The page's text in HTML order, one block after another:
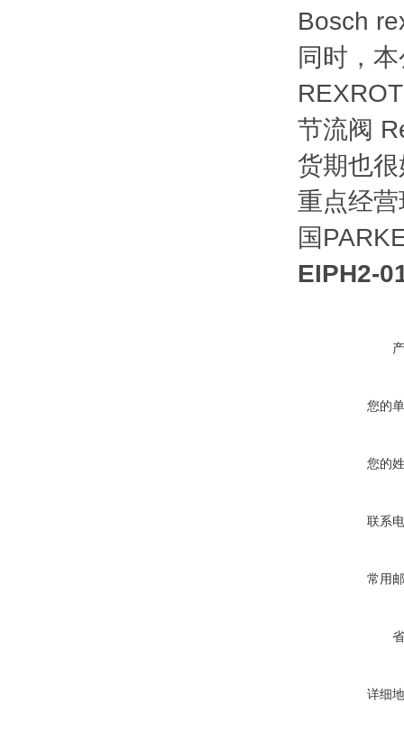
Bosch
同时，
节流阀
货期也
重点经
国
EIPH2-
您的
您的
联系
常用
详细